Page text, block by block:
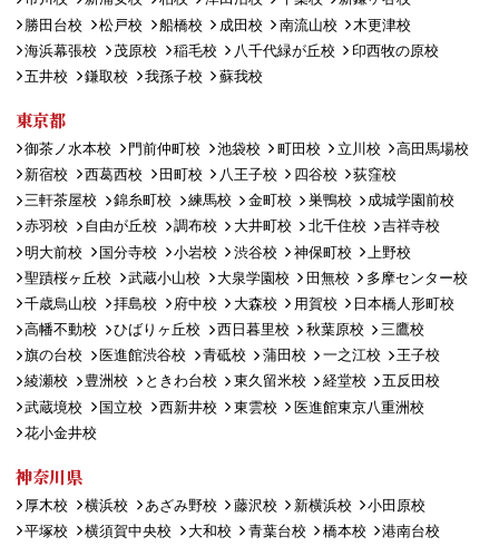
勝田台校
松戸校 船橋校 成田校 南流山校
木更津校
海浜幕張校
茂原校 稲毛校 八千代緑が丘校
印西牧の原校
五井校
鎌取校 我孫子校 蘇我校
東京都
御茶ノ水本校 門前仲町校 池袋校 町田校 立川校
高田馬場校
新宿校
西葛西校 田町校 八王子校 四谷校
荻窪校
三軒茶屋校
錦糸町校 練馬校 金町校 巣鴨校
成城学園前校
赤羽校
自由が丘校 調布校 大井町校 北千住校
吉祥寺校
明大前校
国分寺校 小岩校 渋谷校 神保町校
上野校
聖蹟桜ヶ丘校
武蔵小山校 大泉学園校 田無校
多摩センター校
千歳烏山校
拝島校 府中校 大森校 用賀校
日本橋人形町校
高幡不動校
ひばりヶ丘校 西日暮里校 秋葉原校
三鷹校
旗の台校
医進館渋谷校 青砥校 蒲田校 一之江校
王子校
綾瀬校
豊洲校 ときわ台校 東久留米校 経堂校
五反田校
武蔵境校
国立校 西新井校 東雲校
医進館東京八重洲校
花小金井校
神奈川県
厚木校 横浜校 あざみ野校 藤沢校 新横浜校
小田原校
平塚校
横須賀中央校 大和校 青葉台校 橋本校
港南台校